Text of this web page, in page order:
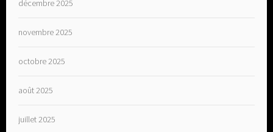
décembre 2025
novembre 2025
octobre 2025
août 2025
juillet 2025